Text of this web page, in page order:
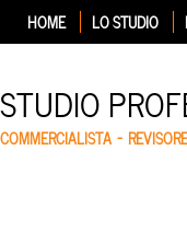
HOME LO STUDIO
STUDIO
COMMERCIALISTA –